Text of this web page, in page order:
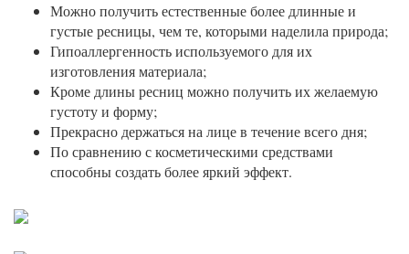
Можно получить естественные более длинные и
густые ресницы, чем те, которыми наделила природа;
Гипоаллергенность используемого для их
изготовления материала;
Кроме длины ресниц можно получить их желаемую
густоту и форму;
Прекрасно держаться на лице в течение всего дня;
По сравнению с косметическими средствами
способны создать более яркий эффект.